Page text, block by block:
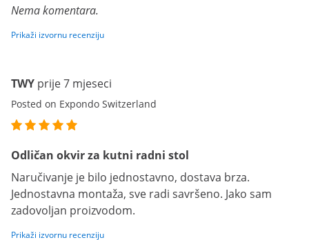
Nema komentara.
Prikaži izvornu recenziju
TWY prije 7 mjeseci
Posted on Expondo Switzerland
Odličan okvir za kutni radni stol
Naručivanje je bilo jednostavno, dostava brza.
Jednostavna montaža, sve radi savršeno. Jako sam
zadovoljan proizvodom.
Prikaži izvornu recenziju